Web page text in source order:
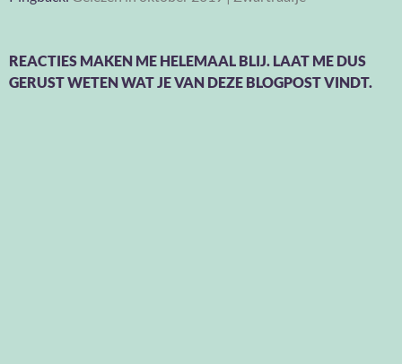
REACTIES MAKEN ME HELEMAAL BLIJ. LAAT ME DUS
GERUST WETEN WAT JE VAN DEZE BLOGPOST VINDT.